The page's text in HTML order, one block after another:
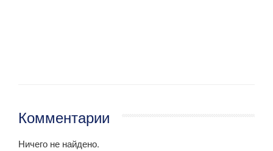
Комментарии
Ничего не найдено.